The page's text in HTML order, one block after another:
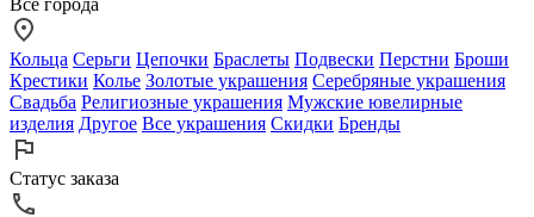
Все города
Кольца Серьги Цепочки Браслеты Подвески Перстни Броши
Крестики Колье Золотые украшения Серебряные украшения
Свадьба Религиозные украшения Мужские ювелирные
изделия Другое Все украшения Скидки Бренды
Статус заказа